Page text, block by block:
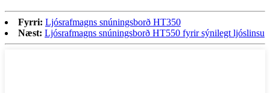
Fyrri: Ljósrafmagns snúningsborð HT350
Næst: Ljósrafmagns snúningsborð HT550 fyrir sýnilegt ljóslinsu